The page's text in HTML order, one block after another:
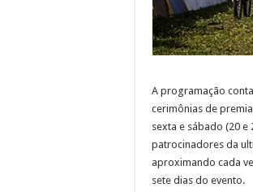
A programação
cerimônias de
sexta e sábado (20 e
patrocinadores da
aproximando cada
sete dias do evento.